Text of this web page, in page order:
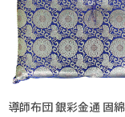
導師布団 銀彩金通 固